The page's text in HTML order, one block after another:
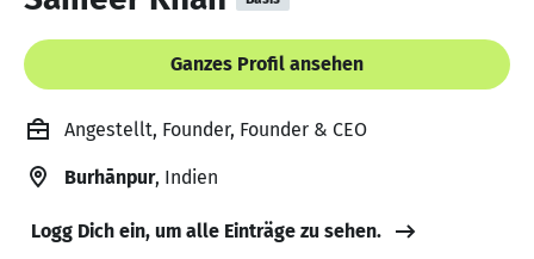
Ganzes Profil ansehen
Angestellt, Founder, Founder & CEO
Burhānpur, Indien
Logg Dich ein, um alle Einträge zu sehen.